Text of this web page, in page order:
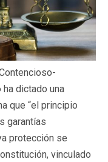
dictado una
que “el principio
garantías
protección se
vinculado